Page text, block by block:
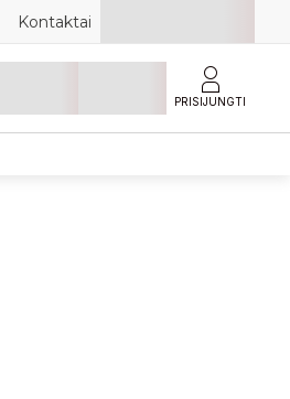
Kontaktai
PRISIJUNGTI